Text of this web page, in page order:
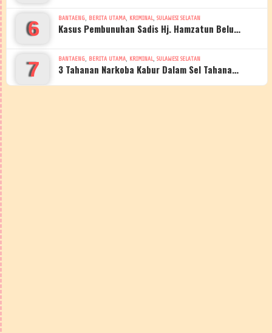
6 BANTAENG, BERITA UTAMA, KRIMINAL, SULAWESI SELATAN
Kasus Pembunuhan Sadis Hj. Hamzatun Belu…
7 BANTAENG, BERITA UTAMA, KRIMINAL, SULAWESI SELATAN
3 Tahanan Narkoba Kabur Dalam Sel Tahana…